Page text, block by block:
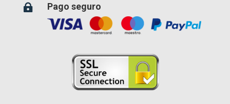
 Pago seguro